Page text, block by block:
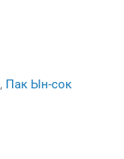
, Пак Ын-сок